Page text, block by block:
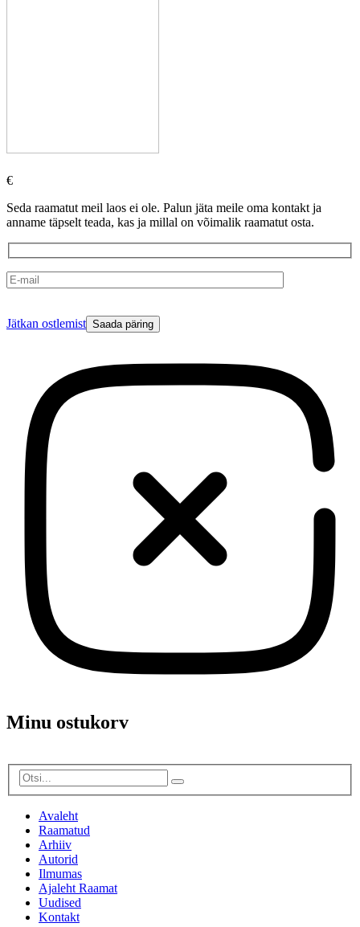
€
Seda raamatut meil laos ei ole. Palun jäta meile oma kontakt ja
anname täpselt teada, kas ja millal on võimalik raamatut osta.
leave
Jätkan ostlemist
Minu ostukorv
Avaleht
Raamatud
Arhiiv
Autorid
Ilmumas
Ajaleht Raamat
Uudised
Kontakt